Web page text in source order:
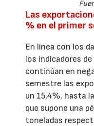
Las
% en el primer
En línea con los
los indicadores
continúan en
semestre las
un 15,4%, hasta
que supone una
toneladas